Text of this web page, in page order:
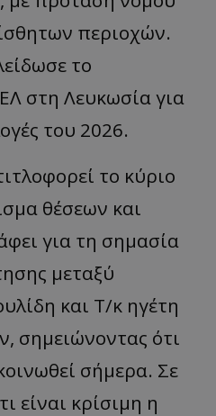
περιοχών.
το
στη Λευκωσία για
του 2026.
το κύριο
θέσεων και
για τη σημασία
μεταξύ
και Τ/κ ηγέτη
σημειώνοντας ότι
σήμερα. Σε
είναι κρίσιμη η